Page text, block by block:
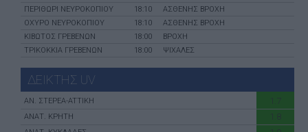
ΠΕΡΙΘΩΡΙ ΝΕΥΡΟΚΟΠΙΟΥ
18:10
ΑΣΘΕΝΗΣ ΒΡΟΧΗ
ΟΧΥΡΟ ΝΕΥΡΟΚΟΠΙΟΥ
18:10
ΑΣΘΕΝΗΣ ΒΡΟΧΗ
ΚΙΒΩΤΟΣ ΓΡΕΒΕΝΩΝ
18:00
ΒΡΟΧΗ
ΤΡΙΚΟΚΚΙΑ ΓΡΕΒΕΝΩΝ
18:00 ΨΙΧΑΛΕΣ
ΔΕΙΚΤΗΣ UV
ΑN. ΣΤΕΡΕΑ-ATTIKH 1.7
ΑΝΑΤ. ΚΡΗΤΗ 1.8